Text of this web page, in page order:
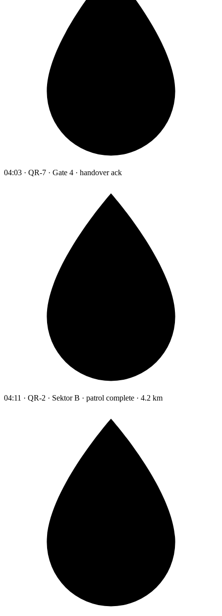
04:03 · QR-7 · Gate 4 · handover ack
04:11 · QR-2 · Sektor B · patrol complete · 4.2 km